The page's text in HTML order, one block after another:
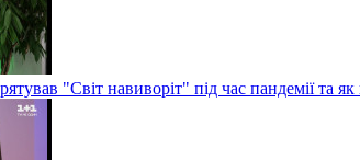
"Світ навиворіт" під час пандемії та